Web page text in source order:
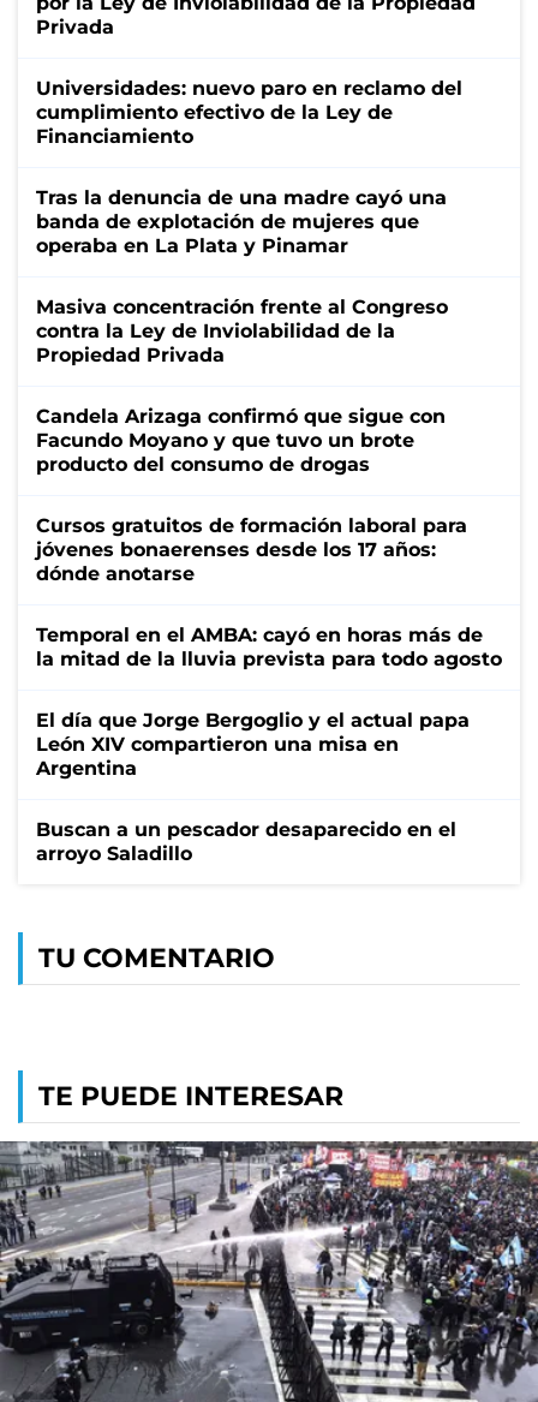
Privada
Universidades: nuevo paro en reclamo del
cumplimiento efectivo de la Ley de
Financiamiento
Tras la denuncia de una madre cayó una
banda de explotación de mujeres que
operaba en La Plata y Pinamar
Masiva concentración frente al Congreso
contra la Ley de Inviolabilidad de la
Propiedad Privada
Candela Arizaga confirmó que sigue con
Facundo Moyano y que tuvo un brote
producto del consumo de drogas
Cursos gratuitos de formación laboral para
jóvenes bonaerenses desde los 17 años:
dónde anotarse
Temporal en el AMBA: cayó en horas más de
la mitad de la lluvia prevista para todo agosto
El día que Jorge Bergoglio y el actual papa
León XIV compartieron una misa en
Argentina
Buscan a un pescador desaparecido en el
arroyo Saladillo
TU COMENTARIO
TE PUEDE INTERESAR